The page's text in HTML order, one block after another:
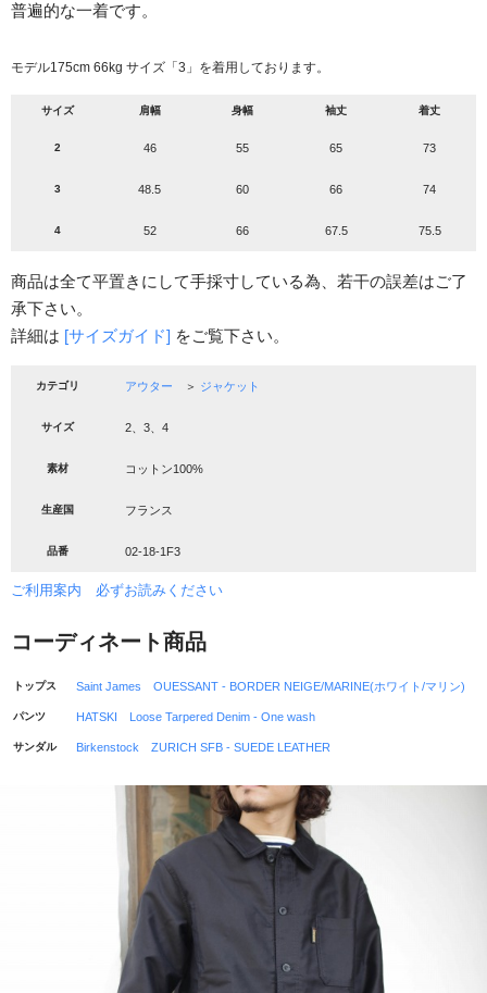
普遍的な一着です。
モデル175cm 66kg サイズ「3」を着用しております。
サイズ 肩幅 身幅 袖丈 着丈
2 46 55 65 73
3 48.5 60 66 74
4 52 66 67.5 75.5
商品は全て平置きにして手採寸している為、若干の誤差はご了
承下さい。
詳細は [サイズガイド] をご覧下さい。
カテゴリ アウター ＞ ジャケット
サイズ 2、3、4
素材 コットン100%
生産国 フランス
品番 02-18-1F3
ご利用案内 必ずお読みください
コーディネート商品
トップス Saint James OUESSANT - BORDER NEIGE/MARINE(ホワイト/マリン)
パンツ HATSKI Loose Tarpered Denim - One wash
サンダル Birkenstock ZURICH SFB - SUEDE LEATHER